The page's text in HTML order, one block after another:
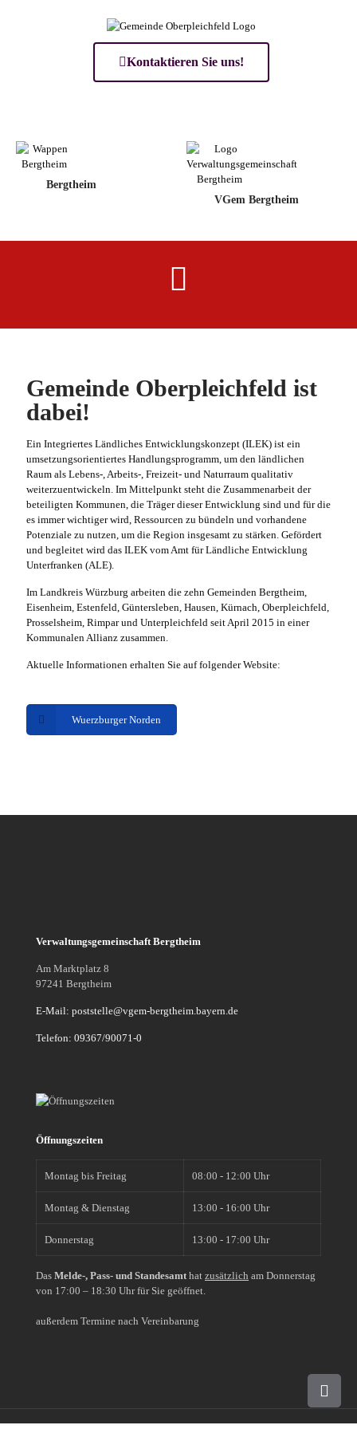
Kontaktieren Sie uns!
Bergtheim
VGem Bergtheim
Gemeinde Oberpleichfeld ist
dabei!
Ein Integriertes Ländliches Entwicklungskonzept (ILEK) ist ein
umsetzungsorientiertes Handlungsprogramm, um den ländlichen
Raum als Lebens-, Arbeits-, Freizeit- und Naturraum qualitativ
weiterzuentwickeln. Im Mittelpunkt steht die Zusammenarbeit der
beteiligten Kommunen, die Träger dieser Entwicklung sind und für die
es immer wichtiger wird, Ressourcen zu bündeln und vorhandene
Potenziale zu nutzen, um die Region insgesamt zu stärken. Gefördert
und begleitet wird das ILEK vom Amt für Ländliche Entwicklung
Unterfranken (ALE).
Im Landkreis Würzburg arbeiten die zehn Gemeinden Bergtheim,
Eisenheim, Estenfeld, Güntersleben, Hausen, Kürnach, Oberpleichfeld,
Prosselsheim, Rimpar und Unterpleichfeld seit April 2015 in einer
Kommunalen Allianz zusammen.
Aktuelle Informationen erhalten Sie auf folgender Website:
Wuerzburger Norden
Verwaltungsgemeinschaft Bergtheim
Am Marktplatz 8
97241 Bergtheim
E-Mail: poststelle@vgem-bergtheim.bayern.de
Telefon: 09367/90071-0
Öffnungszeiten
Montag bis Freitag 08:00 - 12:00 Uhr
Montag & Dienstag 13:00 - 16:00 Uhr
Donnerstag 13:00 - 17:00 Uhr
Das Melde-, Pass- und Standesamthat zusätzlich am Donnerstag
von 17:00 – 18:30 Uhr für Sie geöffnet.
außerdem Termine nach Vereinbarung